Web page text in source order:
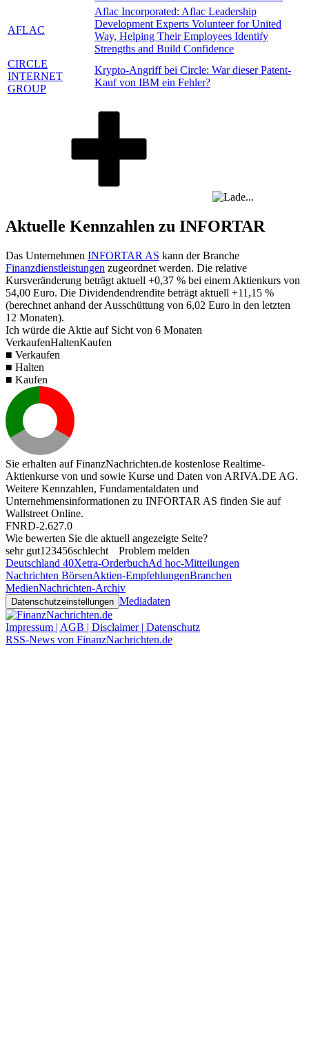
AFLAC
Aflac Incorporated: Aflac Leadership
Development Experts Volunteer for United
Way, Helping Their Employees Identify
Strengths and Build Confidence
CIRCLE
INTERNET
GROUP
Krypto-Angriff bei Circle: War dieser Patent-
Kauf von IBM ein Fehler?
Aktuelle Kennzahlen zu INFORTAR
Das Unternehmen INFORTAR AS kann der Branche
Finanzdienstleistungen zugeordnet werden. Die relative
Kursveränderung beträgt aktuell +0,37 % bei einem Aktienkurs von
54,00 Euro. Die Dividendendrendite beträgt aktuell +11,15 %
(berechnet anhand der Ausschüttung von 6,02 Euro in den letzten
12 Monaten).
Ich würde die Aktie auf Sicht von 6 Monaten
VerkaufenHaltenKaufen
■ Verkaufen
■ Halten
■ Kaufen
Sie erhalten auf FinanzNachrichten.de kostenlose Realtime-
Aktienkurse von und sowie Kurse und Daten von ARIVA.DE AG.
Weitere Kennzahlen, Fundamentaldaten und
Unternehmensinformationen zu INFORTAR AS finden Sie auf
Wallstreet Online.
FNRD-2.627.0
Wie bewerten Sie die aktuell angezeigte Seite?
sehr gut1 23456schlecht
Problem melden
Deutschland 40Xetra-OrderbuchAd hoc-Mitteilungen
Nachrichten BörsenAktien-EmpfehlungenBranchen
MedienNachrichten-Archiv
Datenschutzeinstellungen Mediadaten
Impressum | AGB | Disclaimer | Datenschutz
RSS-News von FinanzNachrichten.de